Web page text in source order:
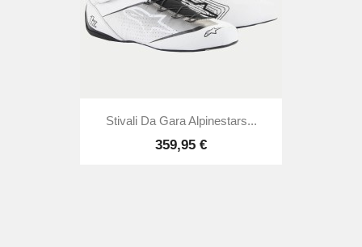
Stivali Da Gara Alpinestars...
359,95 €